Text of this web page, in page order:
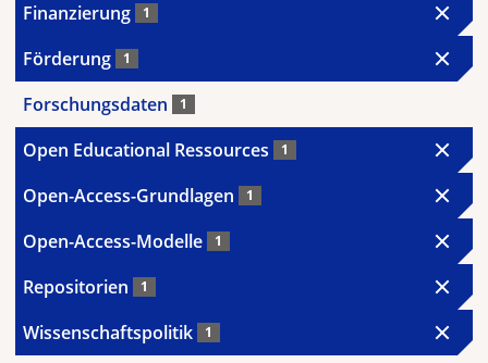
Finanzierung 1
Förderung 1
Forschungsdaten 1
Open Educational Ressources 1
Open-Access-Grundlagen 1
Open-Access-Modelle 1
Repositorien 1
Wissenschaftspolitik 1